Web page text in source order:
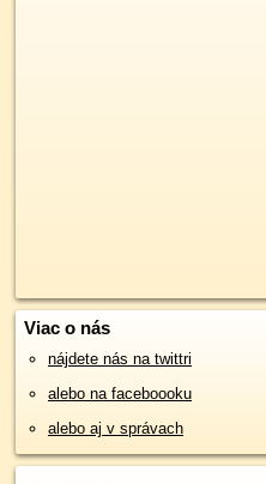
Viac o nás
nájdete nás na twittri
alebo na faceboooku
alebo aj v správach